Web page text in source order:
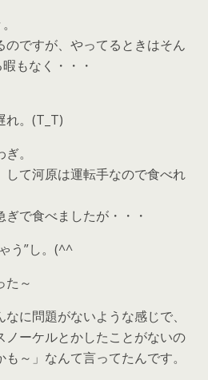
ですが、やってるときはそん
もなく・・・
れ。(T_T)
。
して河原は運転手なので食べれ
で食べましたが・・・
う”し。(^^ゞ
た～
に問題がないような感じで、
ノーケルとかしたことがないの
～」なんて言ってたんです。